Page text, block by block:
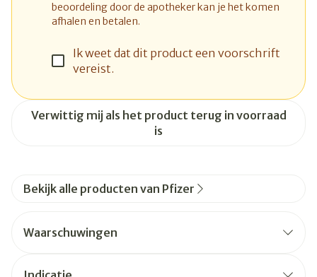
beoordeling door de apotheker kan je het komen
afhalen en betalen.
Ik weet dat dit product een voorschrift
vereist.
Verwittig mij als het product terug in voorraad
is
Bekijk alle producten van Pfizer
Waarschuwingen